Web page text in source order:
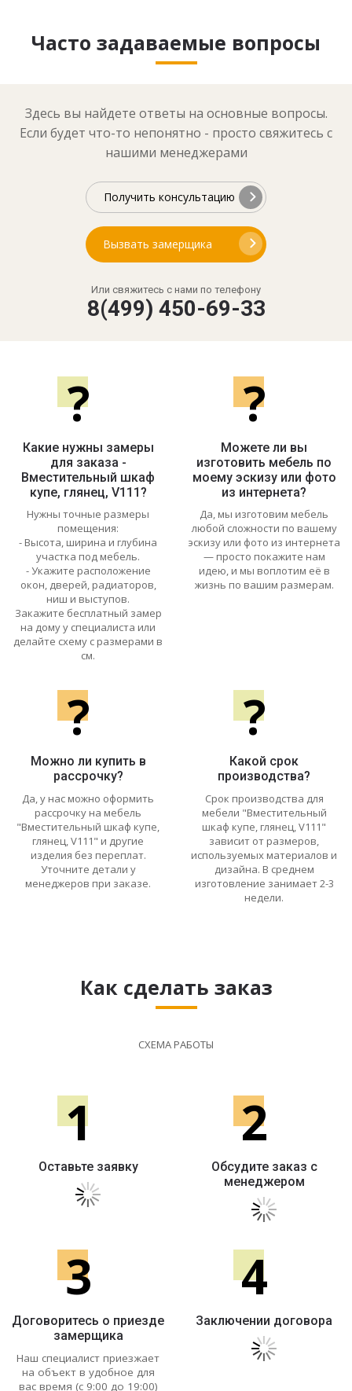
Часто задаваемые вопросы
Здесь вы найдете ответы на основные вопросы.
Если будет что-то непонятно - просто свяжитесь с
нашими менеджерами
Получить консультацию
Вызвать замерщика
Или свяжитесь с нами по телефону
8(499) 450-69-33
?
Какие нужны замеры
для заказа -
Вместительный шкаф
купе, глянец, V111?
Нужны точные размеры
помещения:
- Высота, ширина и глубина
участка под мебель.
- Укажите расположение
окон, дверей, радиаторов,
ниш и выступов.
Закажите бесплатный замер
на дому у специалиста или
делайте схему с размерами в
см.
?
Можете ли вы
изготовить мебель по
моему эскизу или фото
из интернета?
Да, мы изготовим мебель
любой сложности по вашему
эскизу или фото из интернета
— просто покажите нам
идею, и мы воплотим её в
жизнь по вашим размерам.
?
Можно ли купить в
рассрочку?
Да, у нас можно оформить
рассрочку на мебель
"Вместительный шкаф купе,
глянец, V111" и другие
изделия без переплат.
Уточните детали у
менеджеров при заказе.
?
Какой срок
производства?
Срок производства для
мебели "Вместительный
шкаф купе, глянец, V111"
зависит от размеров,
используемых материалов и
дизайна. В среднем
изготовление занимает 2-3
недели.
Как сделать заказ
СХЕМА РАБОТЫ
1
Оставьте заявку
2
Обсудите заказ с
менеджером
3
Договоритесь о приезде
замерщика
Наш специалист приезжает
на объект в удобное для
вас время (с 9:00 до 19:00)
4
Заключении договора